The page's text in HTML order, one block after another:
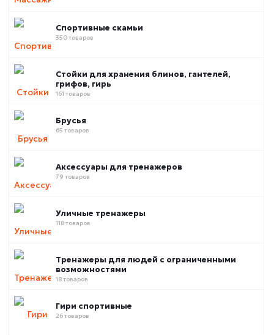
Спортивные скамьи
350 товаров
Стойки для хранения блинов, гантелей,
грифов, гирь
161 товаров
Брусья
65 товаров
Аксессуары для тренажеров
79 товаров
Уличные тренажеры
118 товаров
Тренажеры для людей с ограниченными
возможностями
18 товаров
Гири спортивные
26 товаров